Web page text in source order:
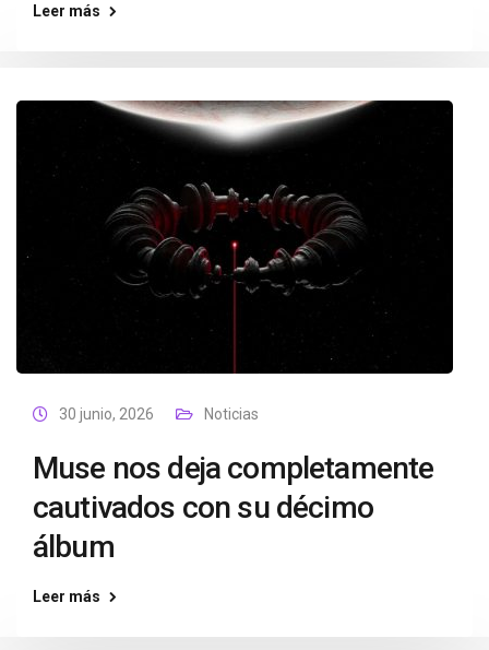
Leer más
30 junio, 2026 Noticias
Muse nos deja completamente
cautivados con su décimo
álbum
Leer más